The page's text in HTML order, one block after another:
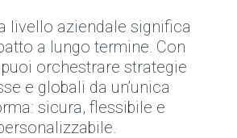
livello aziendale significa
a lungo termine. Con
orchestrare strategie
e globali da un’unica
sicura, flessibile e